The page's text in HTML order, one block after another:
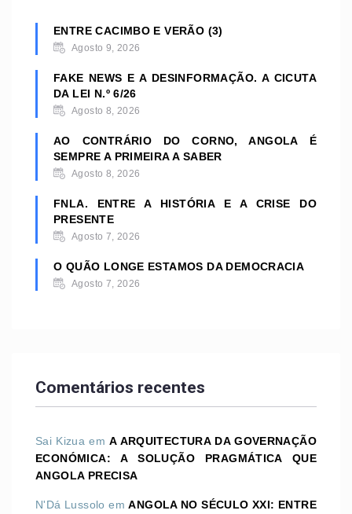
ENTRE CACIMBO E VERÃO (3)
Agosto 9, 2026
FAKE NEWS E A DESINFORMAÇÃO. A CICUTA
DA LEI N.º 6/26
Agosto 8, 2026
AO CONTRÁRIO DO CORNO, ANGOLA É
SEMPRE A PRIMEIRA A SABER
Agosto 8, 2026
FNLA. ENTRE A HISTÓRIA E A CRISE DO
PRESENTE
Agosto 7, 2026
O QUÃO LONGE ESTAMOS DA DEMOCRACIA
Agosto 7, 2026
Comentários recentes
Sai Kizua emA ARQUITECTURA DA GOVERNAÇÃO
ECONÓMICA: A SOLUÇÃO PRAGMÁTICA QUE
ANGOLA PRECISA
N'Dá Lussolo emANGOLA NO SÉCULO XXI: ENTRE